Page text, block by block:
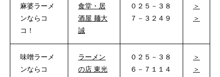
麻婆ラーメ
ンならコ
コ！
食堂・居
酒屋 麺大
誠
０２５－３８
７－３２４９
＞
＞
味噌ラーメ
ンならコ
ラーメン
の店 東光
０２５－３８
６－７１１４
＞
＞